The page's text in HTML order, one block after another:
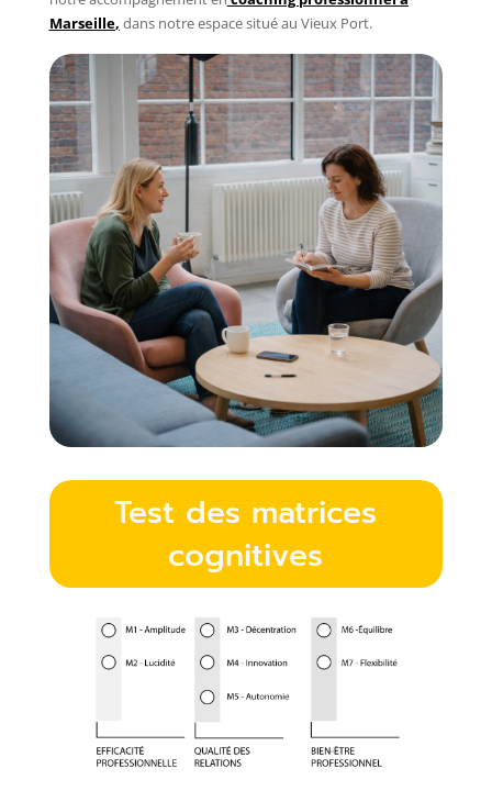
Marseille, dans notre espace situé au Vieux Port.
Test des matrices
cognitives